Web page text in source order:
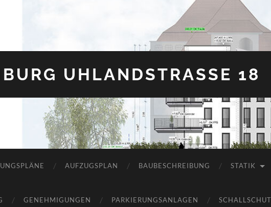
UHLANDSTRASSE 18
AUFZUGSPLAN BAUBESCHREIBUNG STATIK
GENEHMIGUNGEN PARKIERUNGSANLAGEN